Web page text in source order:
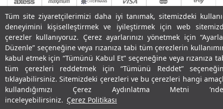
Tüm site ziyaretçilerimizi daha iyi tanımak, sitemizdeki
deneyimini kişiselleştirmek ve iyileştirmek için web
çerezler kullanıyoruz. Çerez ayarlarınızı yönetmek için
Düzenle” seçeneğine veya rızanıza tabi tüm çerezlerin
kabul etmek için “Tümünü Kabul Et” seçeneğine veya rızanıza
tüm çerezleri reddetmek için “Tümünü Reddet”
tıklayabilirsiniz. Sitemizdeki çerezleri ve bu çerezleri hangi
kullandığımızı Çerez Aydınlatma Metni
inceleyebilirsiniz. Çerez Politikası
T-SoftE-Ticaret Sistemleriyle Hazırlanmıştır.